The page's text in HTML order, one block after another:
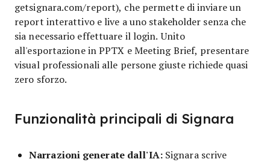
getsignara.com/report), che permette di inviare un
report interattivo e live a uno stakeholder senza che
sia necessario effettuare il login. Unito
all'esportazione in PPTX e Meeting Brief, presentare
visual professionali alle persone giuste richiede quasi
zero sforzo.
Funzionalità principali di Signara
Narrazioni generate dall'IA: Signara scrive